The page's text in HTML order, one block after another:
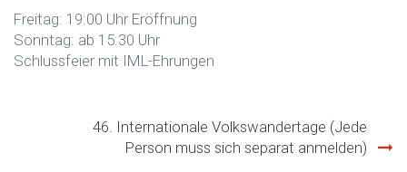
Freitag: 19:00 Uhr Eröffnung
Sonntag: ab 15:30 Uhr
Schlussfeier mit IML-Ehrungen
Beitragsnavigation
46. Internationale Volkswandertage (Jede
Person muss sich separat anmelden)